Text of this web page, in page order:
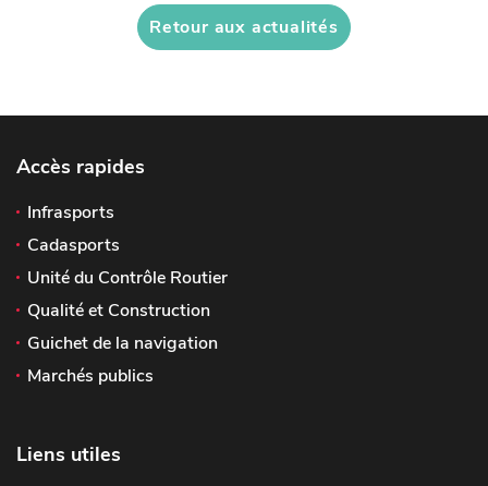
Retour aux actualités
Accès rapides
Infrasports
Cadasports
Unité du Contrôle Routier
Qualité et Construction
Guichet de la navigation
Marchés publics
Liens utiles